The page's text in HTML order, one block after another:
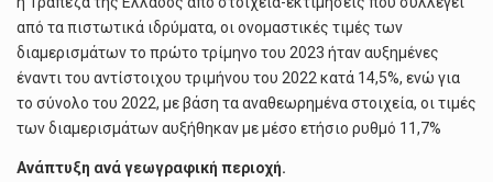
από τα πιστωτικά ιδρύματα, οι ονομαστικές τιμές των
διαμερισμάτων το πρώτο τρίμηνο του 2023 ήταν αυξημένες
έναντι του αντίστοιχου τριμήνου του 2022 κατά 14,5%, ενώ για
το σύνολο του 2022, με βάση τα αναθεωρημένα στοιχεία, οι τιμές
των διαμερισμάτων αυξήθηκαν με μέσο ετήσιο ρυθμό 11,7%
Ανάπτυξη ανά γεωγραφική περιοχή.